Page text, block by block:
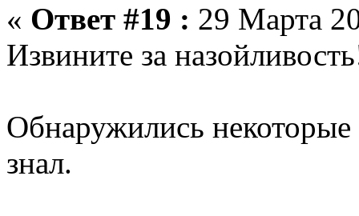
« Ответ #19 : 29 Марта
Извините за
Обнаружились
знал.